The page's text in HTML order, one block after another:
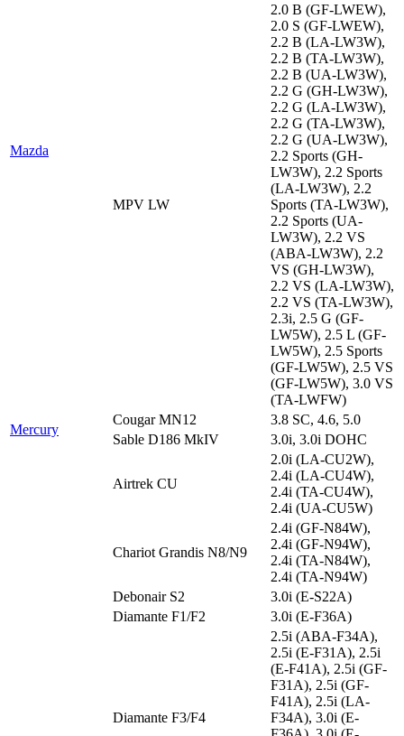
Mazda
MPV LW
2.0 B (GF-LWEW),
2.0 S (GF-LWEW),
2.2 B (LA-LW3W),
2.2 B (TA-LW3W),
2.2 B (UA-LW3W),
2.2 G (GH-LW3W),
2.2 G (LA-LW3W),
2.2 G (TA-LW3W),
2.2 G (UA-LW3W),
2.2 Sports (GH-
LW3W), 2.2 Sports
(LA-LW3W), 2.2
Sports (TA-LW3W),
2.2 Sports (UA-
LW3W), 2.2 VS
(ABA-LW3W), 2.2
VS (GH-LW3W),
2.2 VS (LA-LW3W),
2.2 VS (TA-LW3W),
2.3i, 2.5 G (GF-
LW5W), 2.5 L (GF-
LW5W), 2.5 Sports
(GF-LW5W), 2.5 VS
(GF-LW5W), 3.0 VS
(TA-LWFW)
Mercury
Cougar MN12
3.8 SC, 4.6, 5.0
Sable D186 MkIV
3.0i, 3.0i DOHC
Airtrek CU
2.0i (LA-CU2W),
2.4i (LA-CU4W),
2.4i (TA-CU4W),
2.4i (UA-CU5W)
Chariot Grandis N8/N9
2.4i (GF-N84W),
2.4i (GF-N94W),
2.4i (TA-N84W),
2.4i (TA-N94W)
Debonair S2
3.0i (E-S22A)
Diamante F1/F2
3.0i (E-F36A)
Diamante F3/F4
2.5i (ABA-F34A),
2.5i (E-F31A), 2.5i
(E-F41A), 2.5i (GF-
F31A), 2.5i (GF-
F41A), 2.5i (LA-
F34A), 3.0i (E-